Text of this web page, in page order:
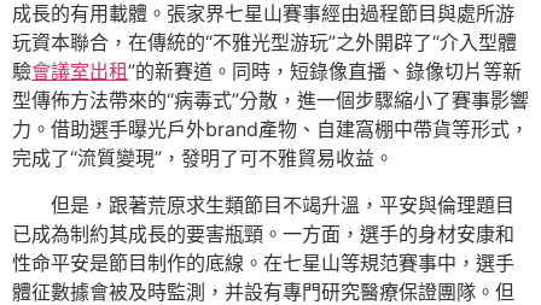
成長的有用載體。張家界七星山賽事經由過程節目與處所游
玩資本聯合，在傳統的“不雅光型游玩”之外開辟了“介入型體
驗會議室出租”的新賽道。同時，短錄像直播、錄像切片等新
型傳佈方法帶來的“病毒式”分散，進一個步驟縮小了賽事影響
力。借助選手曝光戶外brand產物、自建窩棚中帶貨等形式，
完成了“流質變現”，發明了可不雅貿易收益。
但是，跟著荒原求生類節目不竭升溫，平安與倫理題目
已成為制約其成長的要害瓶頸。一方面，選手的身材安康和
性命平安是節目制作的底線。在七星山等規范賽事中，選手
體征數據會被及時監測，并設有專門研究醫療保證團隊。但